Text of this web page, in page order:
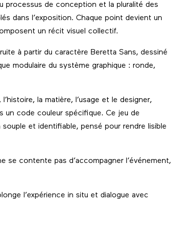
processus de conception et la pluralité des
dans l’exposition. Chaque point devient un
un récit visuel collectif.
à partir du caractère Beretta Sans, dessiné
modulaire du système graphique : ronde,
la matière, l’usage et le designer,
un code couleur spécifique. Ce jeu de
et identifiable, pensé pour rendre lisible
se contente pas d’accompagner l’événement,
l’expérience in situ et dialogue avec